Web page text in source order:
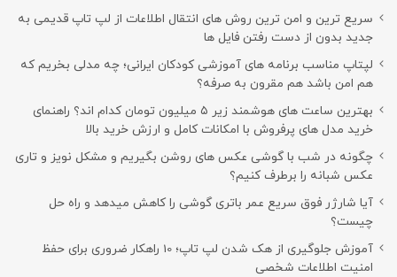
سریع ترین و امن ترین روش های انتقال اطلاعات از لپ تاپ قدیمی به
جدید بدون از دست رفتن فایل ها
لپتاپ مناسب برنامه های آموزشی کودکان ایرانی؛ چه مدلی بخریم که
هم امن باشد هم مقرون به صرفه؟
بهترین ساعت های هوشمند زیر ۵ میلیون تومان کدام اند؟ راهنمای
خرید مدل های پرفروش با امکانات کامل و ارزش خرید بالا
چگونه در شب با گوشی عکس های روشن بگیریم و مشکل نویز و تاری
عکس شبانه را برطرف کنیم؟
آیا شارژر فوق سریع عمر باتری گوشی را کاهش میدهد و راه حل
چیست؟
آموزش جلوگیری از هک شدن لپ تاپ؛ 10 راهکار ضروری برای حفظ
امنیت اطلاعات شخصی